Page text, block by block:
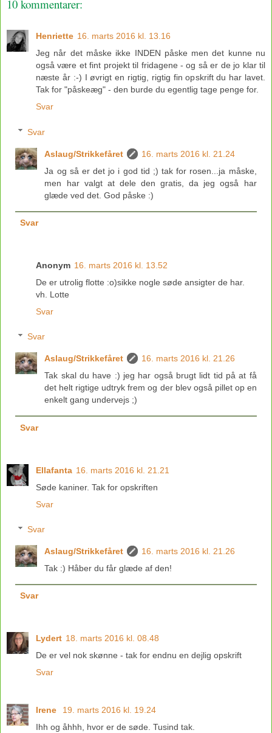
10 kommentarer:
Henriette 16. marts 2016 kl. 13.16
Jeg når det måske ikke INDEN påske men det kunne nu
også være et fint projekt til fridagene - og så er de jo klar til
næste år :-) I øvrigt en rigtig, rigtig fin opskrift du har lavet.
Tak for "påskeæg" - den burde du egentlig tage penge for.
Svar
Svar
Aslaug/Strikkefåret
16. marts 2016 kl. 21.24
Ja og så er det jo i god tid ;) tak for rosen...ja måske,
men har valgt at dele den gratis, da jeg også har
glæde ved det. God påske :)
Svar
Anonym 16. marts 2016 kl. 13.52
De er utrolig flotte :o)sikke nogle søde ansigter de har.
vh. Lotte
Svar
Svar
Aslaug/Strikkefåret
16. marts 2016 kl. 21.26
Tak skal du have :) jeg har også brugt lidt tid på at få
det helt rigtige udtryk frem og der blev også pillet op en
enkelt gang undervejs ;)
Svar
Ellafanta 16. marts 2016 kl. 21.21
Søde kaniner. Tak for opskriften
Svar
Svar
Aslaug/Strikkefåret
16. marts 2016 kl. 21.26
Tak :) Håber du får glæde af den!
Svar
Lydert 18. marts 2016 kl. 08.48
De er vel nok skønne - tak for endnu en dejlig opskrift
Svar
Irene
19. marts 2016 kl. 19.24
Ihh og åhhh, hvor er de søde. Tusind tak.